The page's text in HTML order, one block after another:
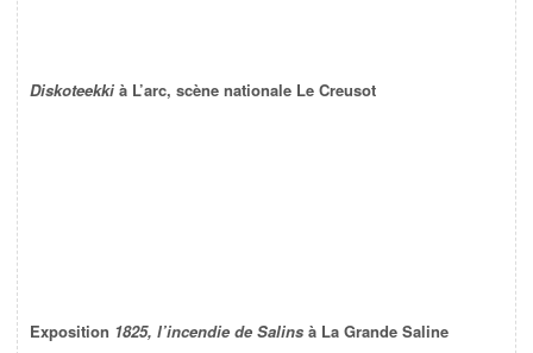
Diskoteekki à L’arc, scène nationale Le Creusot
Exposition 1825, l’incendie de Salins à La Grande Saline